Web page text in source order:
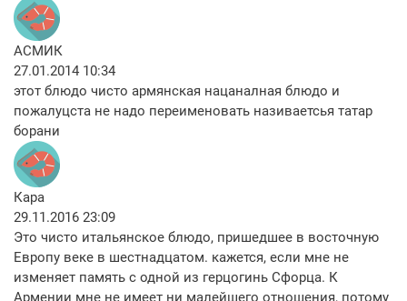
АСМИК
27.01.2014 10:34
этот блюдо чисто армянская нацаналная блюдо и
пожалуцста не надо переименовать називаетсья татар
борани
Кара
29.11.2016 23:09
Это чисто итальянское блюдо, пришедшее в восточную
Европу веке в шестнадцатом. кажется, если мне не
изменяет память с одной из герцогинь Сфорца. К
Армении мне не имеет ни малейшего отношения, потому